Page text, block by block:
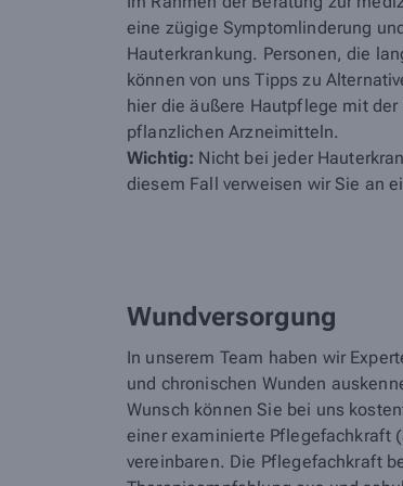
eine zügige Symptomlinderung
Hauterkrankung. Personen, die
können von uns Tipps zu
hier die äußere Hautpflege mit
pflanzlichen Arzneimitteln.
Wichtig: Nicht bei jeder
diesem Fall verweisen wir Sie an
Wundversorgung
In unserem Team haben wir
und chronischen Wunden
Wunsch können Sie bei uns
einer examinierte Pflegefachkraft
vereinbaren. Die Pflegefachkraft